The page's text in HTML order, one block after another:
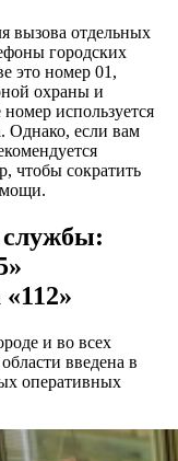
вызова отдельных
городских
это номер 01,
охраны и
используется
Однако, если вам
чтобы сократить
службы:
и во всех
введена в
оперативных